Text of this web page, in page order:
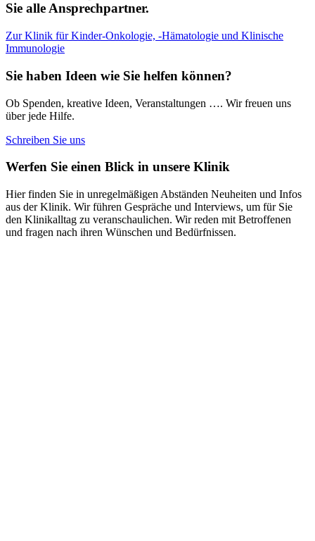
Sie alle Ansprechpartner.
Zur Klinik für Kinder-Onkologie, -Hämatologie und Klinische
Immunologie
Sie haben Ideen wie Sie helfen können?
Ob Spenden, kreative Ideen, Veranstaltungen …. Wir freuen uns
über jede Hilfe.
Schreiben Sie uns
Werfen Sie einen Blick in unsere Klinik
Hier finden Sie in unregelmäßigen Abständen Neuheiten und Infos
aus der Klinik. Wir führen Gespräche und Interviews, um für Sie
den Klinikalltag zu veranschaulichen. Wir reden mit Betroffenen
und fragen nach ihren Wünschen und Bedürfnissen.